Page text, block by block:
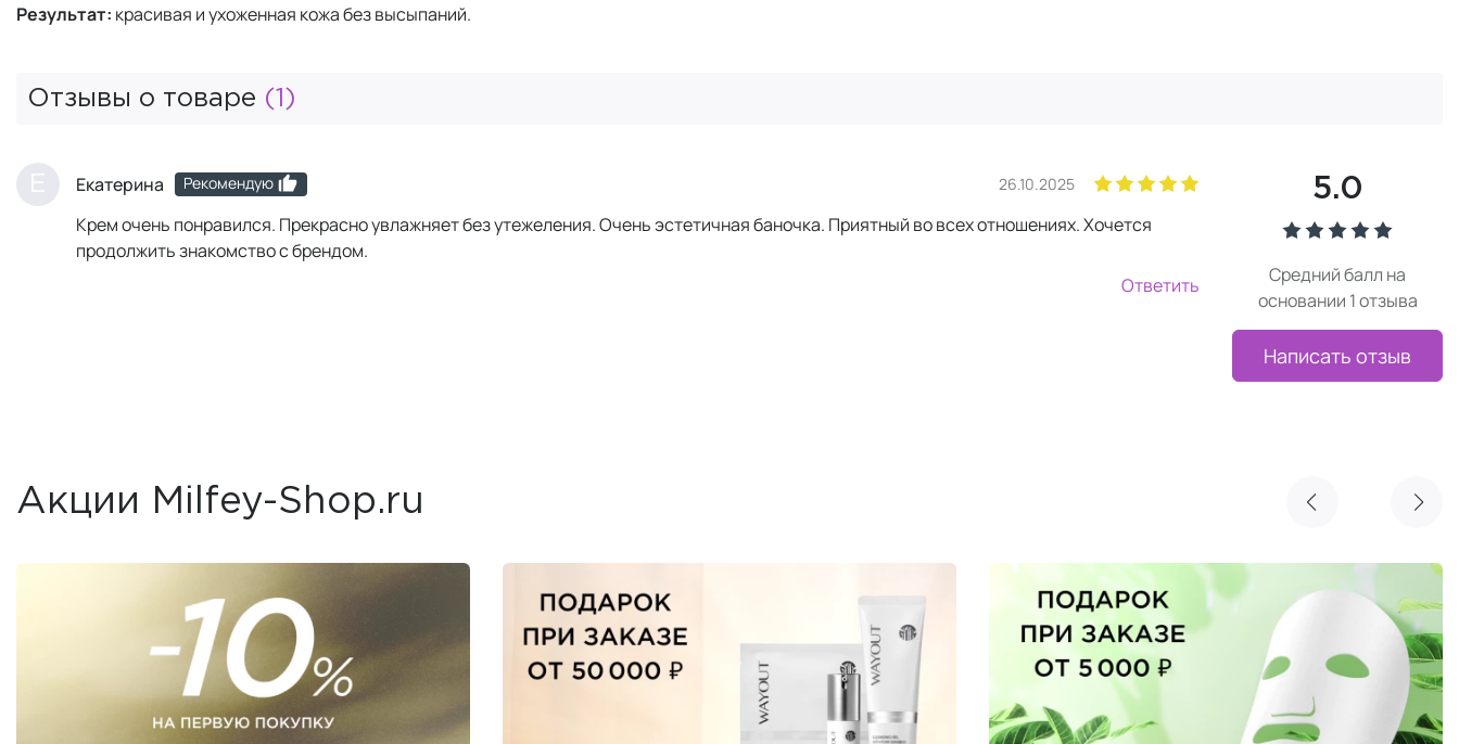
Результат: красивая и ухоженная кожа без высыпаний.
Отзывы о товаре (1)
5.0
Средний балл на
основании 1 отзыва
Написать отзыв
Екатерина Рекомендую 26.10.2025
Крем очень понравился. Прекрасно увлажняет без утежеления. Очень эстетичная баночка. Приятный во всех отношениях. Хочется
продолжить знакомство с брендом.
Ответить
Акции Milfey-Shop.ru
Очищающая маска NIMUE в подарок